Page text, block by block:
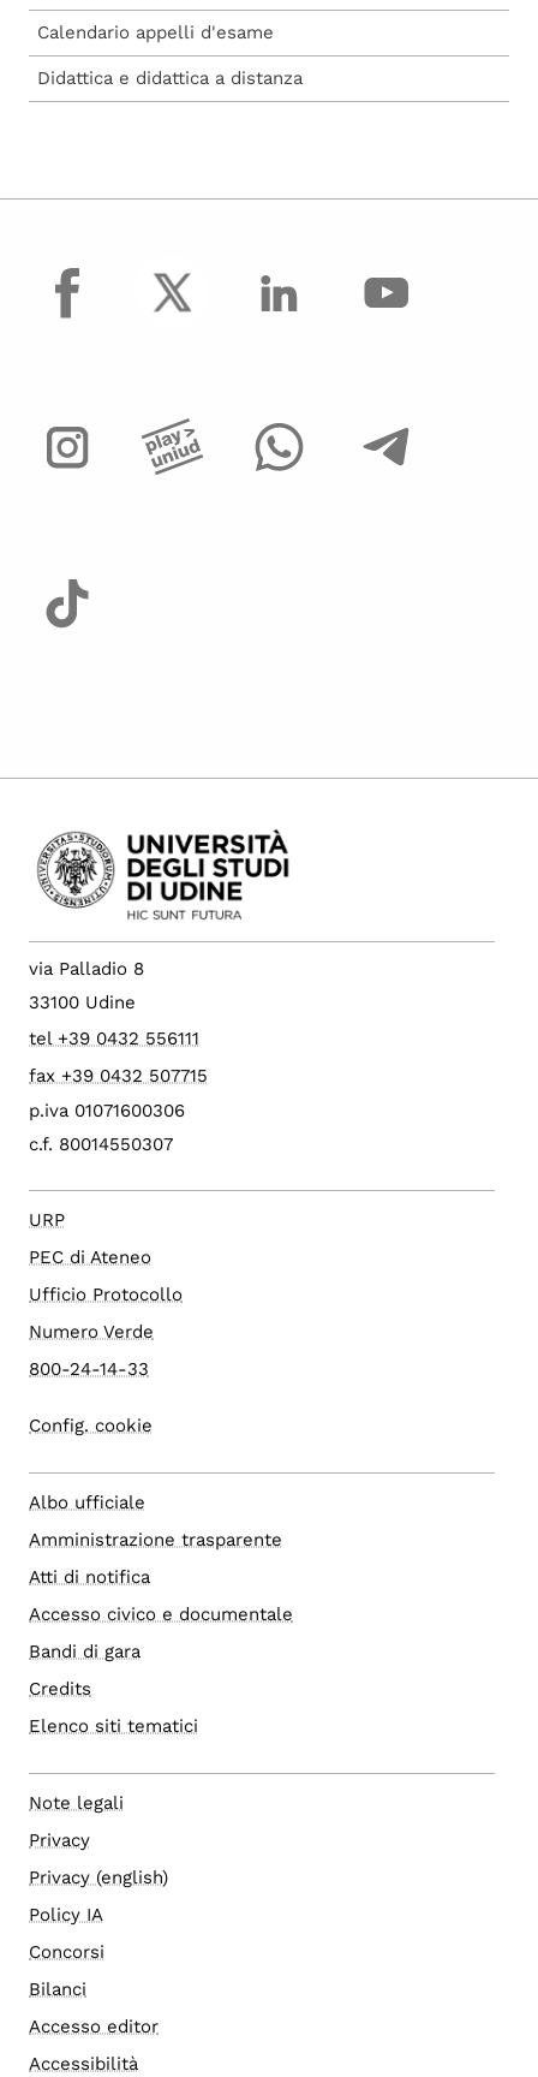
Calendario appelli d'esame
Didattica e didattica a distanza
facebook
via Palladio 8
33100 Udine
tel +39 0432 556111
fax +39 0432 507715
p.iva 01071600306
c.f. 80014550307
URP
PEC di Ateneo
Ufficio Protocollo
Numero Verde
800-24-14-33
Config. cookie
Albo ufficiale
Amministrazione trasparente
Atti di notifica
Accesso civico e documentale
Bandi di gara
Credits
Elenco siti tematici
Note legali
Privacy
Privacy (english)
Policy IA
Concorsi
Bilanci
Accesso editor
Accessibilità